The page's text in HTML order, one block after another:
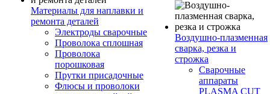
Материалы для наплавки и
ремонта деталей
Электроды сварочные
Проволока сплошная
Проволока
порошковая
Прутки присадочные
Флюсы и проволоки
Воздушно-плазменная
сварка, резка и
строжка
Сварочные
аппараты
PLASMA CUT